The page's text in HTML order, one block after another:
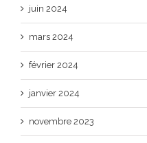
juin 2024
mars 2024
février 2024
janvier 2024
novembre 2023